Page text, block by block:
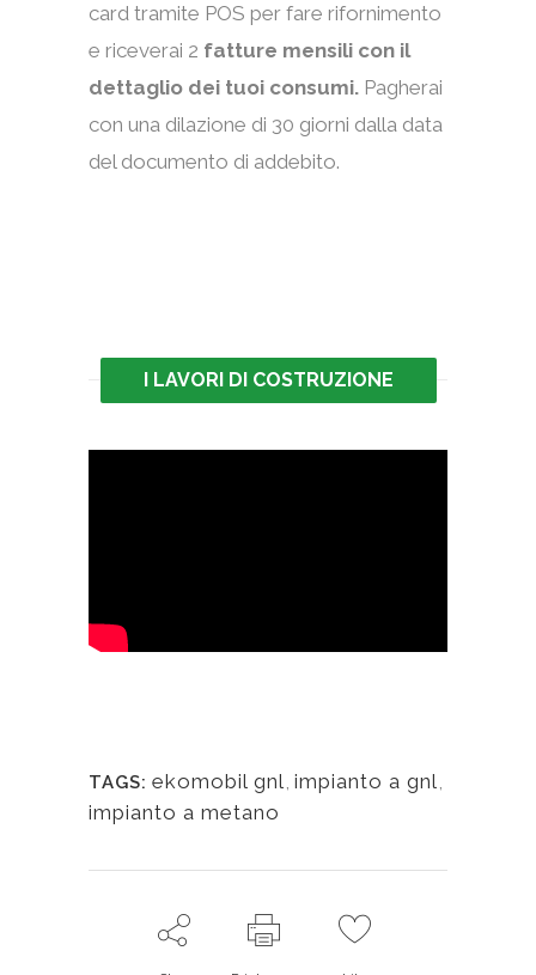
card tramite POS per fare rifornimento
e riceverai 2 fatture mensili con il
dettaglio dei tuoi consumi. Pagherai
con una dilazione di 30 giorni dalla data
del documento di addebito.
I LAVORI DI COSTRUZIONE
TAGS: ekomobil gnl impianto a gnl
impianto a metano